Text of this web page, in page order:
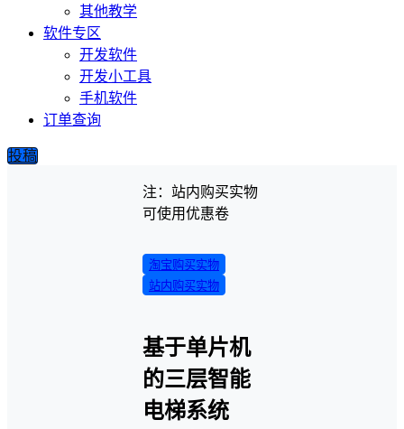
其他教学
软件专区
开发软件
开发小工具
手机软件
订单查询
投稿
注：站内购买实物
可使用优惠卷
淘宝购买实物
站内购买实物
基于单片机
的三层智能
电梯系统